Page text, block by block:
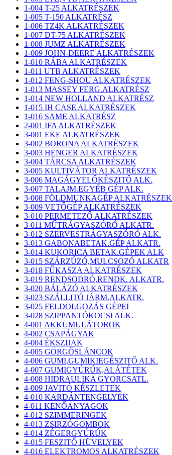
1-004 T-25 ALKATRÉSZEK
1-005 T-150 ALKATRÉSZ
1-006 TZ4K ALKATRÉSZEK
1-007 DT-75 ALKATRÉSZEK
1-008 JUMZ ALKATRÉSZEK
1-009 JOHN-DEERE ALKATRÉSZEK
1-010 RÁBA ALKATRÉSZEK
1-011 UTB ALKATRÉSZEK
1-012 FENG-SHOU ALKATRÉSZEK
1-013 MASSEY FERG.ALKATRÉSZ
1-014 NEW HOLLAND ALKATRÉSZ
1-015 IH CASE ALKATRÉSZEK
1-016 SAME ALKATRÉSZ
2-001 IFA ALKATRÉSZEK
3-001 EKE ALKATRÉSZEK
3-002 BORONA ALKATRÉSZEK
3-003 HENGER ALKATRÉSZEK
3-004 TÁRCSA ALKATRÉSZEK
3-005 KULTIVÁTOR ALKATRÉSZEK
3-006 MAGÁGYELŐKÉSZITŐ ALK.
3-007 TALAJM.EGYÉB GÉP ALK.
3-008 FÖLDMUNKAGÉP ALKATRÉSZEK
3-009 VETŐGÉP ALKATRÉSZEK
3-010 PERMETEZŐ ALKATRÉSZEK
3-011 MŰTRÁGYASZÓRÓ ALKATR.
3-012 SZERVESTRÁGYASZÓRÓ ALK.
3-013 GABONABETAK.GÉP ALKATR.
3-014 KUKORICA BETAK.GÉPEK ALK
3-015 SZÁRZÚZÓ,MULCSOZÓ ALKATR
3-018 FŰKASZA ALKATRÉSZEK
3-019 RENDSODRÓ,RENDK. ALKATR.
3-020 BÁLÁZÓ ALKATRÉSZEK
3-023 SZÁLLITÓ JÁRM.ALKATR.
3-025 FELDOLGOZÁS GÉPEI
3-028 SZIPPANTÓKOCSI ALK.
4-001 AKKUMULÁTOROK
4-002 CSAPÁGYAK
4-004 ÉKSZIJAK
4-005 GÖRGŐSLÁNCOK
4-006 GUMI,GUMIKIEGÉSZITŐ ALK.
4-007 GUMIGYÚRÚK,ALÁTÉTEK
4-008 HIDRAULIKA GYORCSATL.
4-009 JAVITÓ KÉSZLETEK
4-010 KARDÁNTENGELYEK
4-011 KENŐANYAGOK
4-012 SZIMMERINGEK
4-013 ZSIRZÓGOMBOK
4-014 ZÉGERGYÚRÚK
4-015 FESZITŐ HÜVELYEK
4-016 ELEKTROMOS ALKATRÉSZEK